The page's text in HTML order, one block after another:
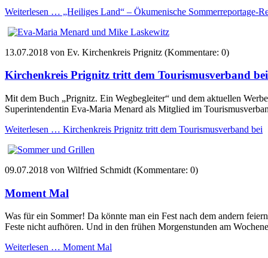
Weiterlesen … „Heiliges Land“ – Ökumenische Sommerreportage-
13.07.2018 von Ev. Kirchenkreis Prignitz (Kommentare: 0)
Kirchenkreis Prignitz tritt dem Tourismusverband bei
Mit dem Buch „Prignitz. Ein Wegbegleiter“ und dem aktuellen
Superintendentin Eva-Maria Menard als Mitglied im
Weiterlesen … Kirchenkreis Prignitz tritt dem Tourismusverband bei
09.07.2018 von Wilfried Schmidt (Kommentare: 0)
Moment Mal
Was für ein Sommer! Da könnte man ein Fest nach dem andern
Feste nicht aufhören. Und in den frühen Morgenstunden am
Weiterlesen … Moment Mal